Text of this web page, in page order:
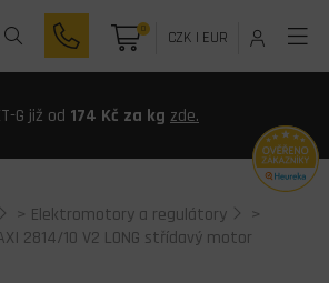
0 CZK| EUR
G již od 174 Kč za kg zde.
> Elektromotory a regulátory
>
2814/10 V2 LONG střídavý motor